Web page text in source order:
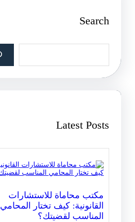
Search
c
Latest Posts
مكتب محاماة للاستشارات
القانونية: كيف تختار المحامي
المناسب لقضيتك؟